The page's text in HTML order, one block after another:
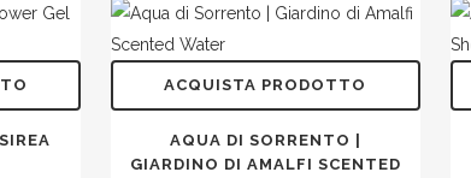
ACQUISTA PRODOTTO
AQUA DI SORRENTO |
GIARDINO DI AMALFI SCENTED